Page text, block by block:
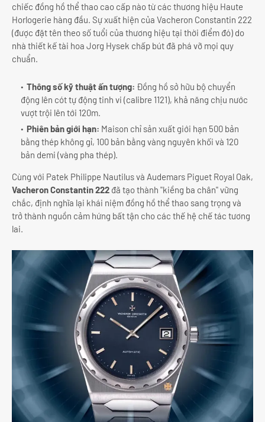
chiếc đồng hồ thể thao cao cấp nào từ các thương hiệu Haute
Horlogerie hàng đầu. Sự xuất hiện của Vacheron Constantin 222
(được đặt tên theo số tuổi của thương hiệu tại thời điểm đó) do
nhà thiết kế tài hoa Jorg Hysek chấp bút đã phá vỡ mọi quy
chuẩn.
Thông số kỹ thuật ấn tượng: Đồng hồ sở hữu bộ chuyển
động lên cót tự động tinh vi (calibre 1121), khả năng chịu nước
vượt trội lên tới 120m.
Phiên bản giới hạn: Maison chỉ sản xuất giới hạn 500 bản
bằng thép không gỉ, 100 bản bằng vàng nguyên khối và 120
bản demi (vàng pha thép).
Cùng với Patek Philippe Nautilus và Audemars Piguet Royal Oak,
Vacheron Constantin 222 đã tạo thành "kiềng ba chân" vững
chắc, định nghĩa lại khái niệm đồng hồ thể thao sang trọng và
trở thành nguồn cảm hứng bất tận cho các thế hệ chế tác tương
lai.